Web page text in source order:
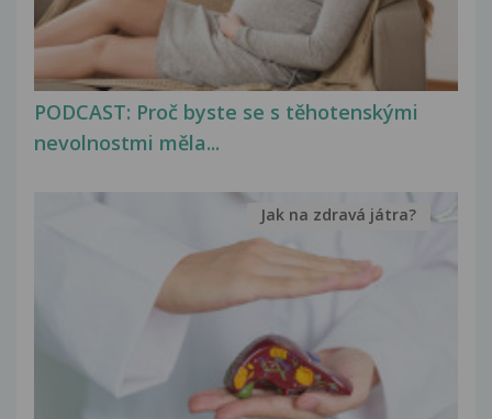
PODCAST: Proč byste se s těhotenskými
nevolnostmi měla...
Jak na zdravá játra?